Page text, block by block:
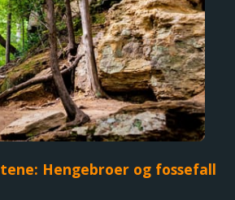
Hengebroer og fossefall